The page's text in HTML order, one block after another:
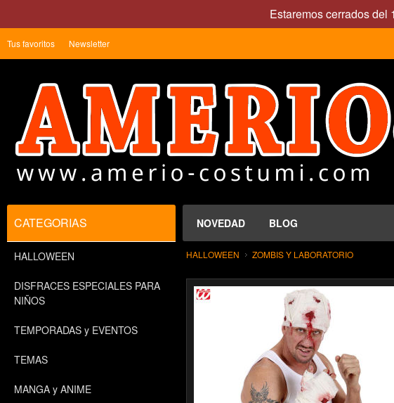
Estaremos cerrados del
Tus favoritos Newsletter
NOVEDAD BLOG
CATEGORIAS
HALLOWEEN
DISFRACES ESPECIALES PARA
NIÑOS
TEMPORADAS y EVENTOS
TEMAS
MANGA y ANIME
HALLOWEEN ZOMBIS Y LABORATORIO